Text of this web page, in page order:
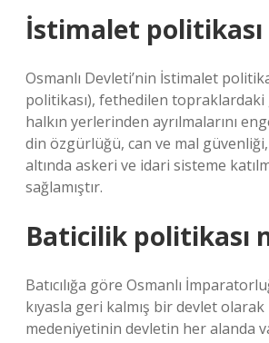
İstimalet politikası
Osmanlı Devleti’nin İstimalet
politikası), fethedilen
halkın yerlerinden ayrılmalarını
din özgürlüğü, can ve mal
altında askeri ve idari sisteme
sağlamıştır.
Baticilik politikası
Batıcılığa göre Osmanlı
kıyasla geri kalmış bir devlet
medeniyetinin devletin her alanda